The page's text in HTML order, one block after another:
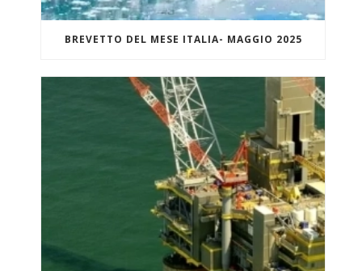
BREVETTO DEL MESE ITALIA- MAGGIO 2025